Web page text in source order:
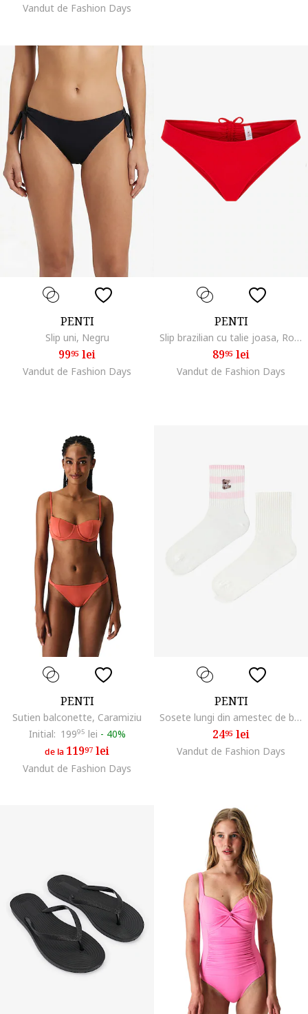
Vandut de Fashion Days
PENTI
Slip uni, Negru
9995 lei
Vandut de Fashion Days
PENTI
Slip brazilian cu talie joasa, Rosu
8995 lei
Vandut de Fashion Days
PENTI
Sutien balconette, Caramiziu
Initial: 19995 lei - 40%
de la 11997 lei
Vandut de Fashion Days
PENTI
Sosete lungi din amestec de bumbac, Alb/Roz pastel
2495 lei
Vandut de Fashion Days